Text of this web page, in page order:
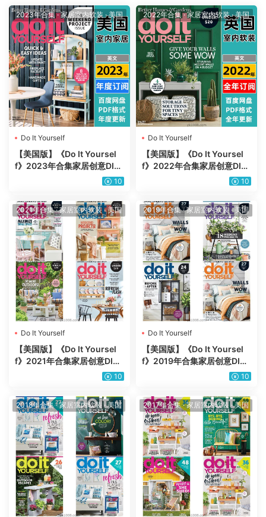
2023年合集·家居室内软装 ·美国
Do It Yourself
【美国版】《Do It Yoursel
f》2023年合集家居创意DIY
软装装饰杂志pdf（年订阅）
10
2022年合集·家居室内软装·美国
Do It Yourself
【美国版】《Do It Yoursel
f》2022年合集家居创意DIY
软装装饰杂志pdf（全年更 10
2021年合集·家居室内软装 ·美国
Do It Yourself
【美国版】《Do It Yoursel
f》2021年合集家居创意DIY
软装装饰室内设计家具杂志p
10
2019年合集·家居室内软装·美国
Do It Yourself
【美国版】《Do It Yoursel
f》2019年合集家居创意DIY
软装装饰室内设计家具杂志p
10
2018年合集·家居室内软装 ·美国 2017年合集·家居室内软装·美国